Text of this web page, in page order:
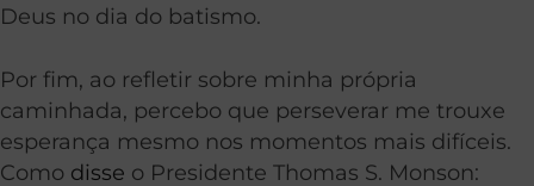
Deus no dia do batismo.
Por fim, ao refletir sobre minha própria
caminhada, percebo que perseverar me trouxe
esperança mesmo nos momentos mais difíceis.
Como disse o Presidente Thomas S. Monson: